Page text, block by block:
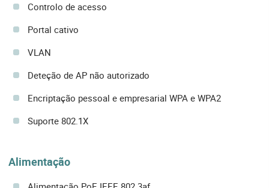
Controlo de acesso
Portal cativo
VLAN
Deteção de AP não autorizado
Encriptação pessoal e empresarial WPA e WPA2
Suporte 802.1X
Alimentação